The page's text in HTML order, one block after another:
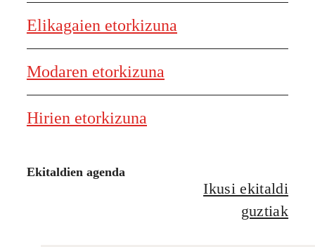
Elikagaien etorkizuna
Modaren etorkizuna
Hirien etorkizuna
Ekitaldien agenda
Ikusi ekitaldi
guztiak